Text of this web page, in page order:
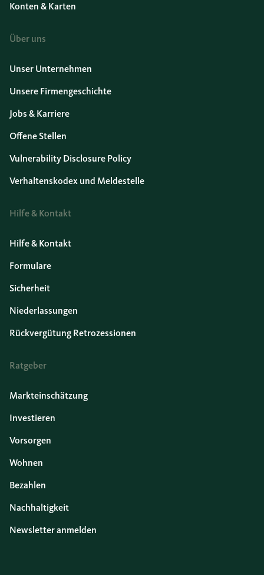
Konten & Karten
Über uns
Unser Unternehmen
Unsere Firmengeschichte
Jobs & Karriere
Offene Stellen
Vulnerability Disclosure Policy
Verhaltenskodex und Meldestelle
Hilfe & Kontakt
Hilfe & Kontakt
Formulare
Sicherheit
Niederlassungen
Rückvergütung Retrozessionen
Ratgeber
Markteinschätzung
Investieren
Vorsorgen
Wohnen
Bezahlen
Nachhaltigkeit
Newsletter anmelden